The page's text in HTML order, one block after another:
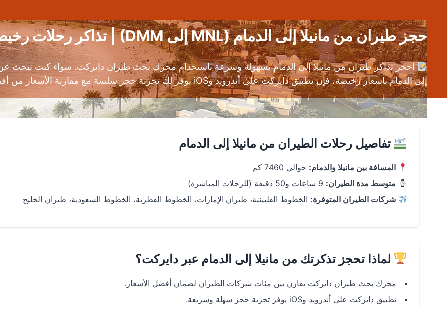
حجز طيران من مانيلا إلى الدمام (MNL إلى DMM) | تذاكر رحلات رخيصة
احجز تذاكر طيران من مانيلا إلى الدمام بسهولة وسرعة باستخدام محرك بحث طيران دايركت. سواء كنت تبحث عن
إلى الدمام بأسعار رخيصة، فإن تطبيق دايركت على أندرويد وiOS يوفر لك تجربة حجز سلسة مع مقارنة الأسعار من أفضل شركات الطيران.
تفاصيل رحلات الطيران من مانيلا إلى الدمام
المسافة بين مانيلا والدمام: حوالي 7460 كم
متوسط مدة الطيران:
شركات الطيران المتوفرة: الخطوط الفلبينية، طيران الإمارات، الخطوط القطرية، الخطوط السعودية، طيران الخليج
لماذا تحجز تذكرتك من مانيلا إلى الدمام عبر دايركت؟
محرك بحث طيران دايركت يقارن بين مئات شركات الطيران لضمان أفضل الأسعار.
تطبيق دايركت على أندرويد وiOS يوفر تجربة حجز سهلة وسريعة.